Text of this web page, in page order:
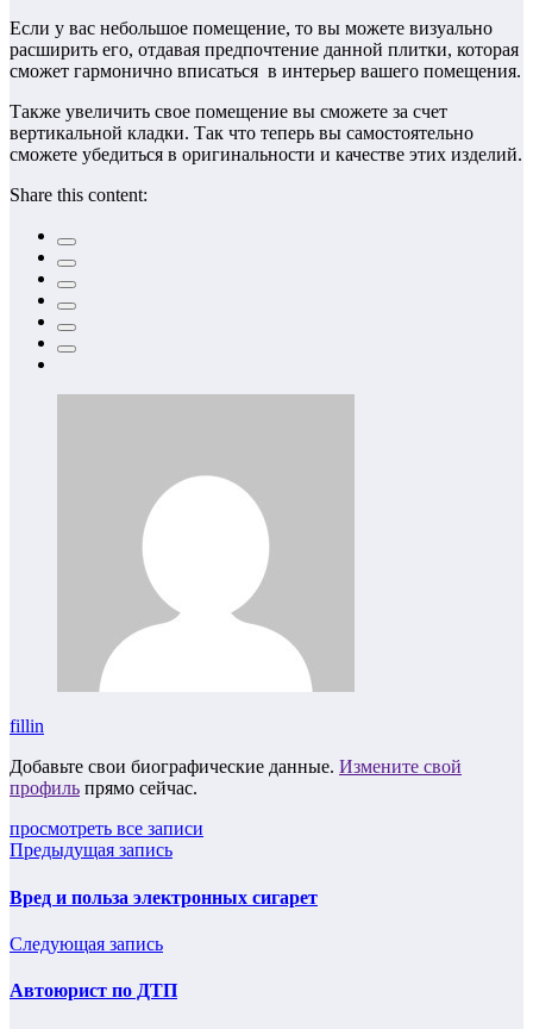
Если у вас небольшое помещение, то вы можете визуально
расширить его, отдавая предпочтение данной плитки, которая
сможет гармонично вписаться в интерьер вашего помещения.
Также увеличить свое помещение вы сможете за счет
вертикальной кладки. Так что теперь вы самостоятельно
сможете убедиться в оригинальности и качестве этих изделий.
Share this content:
fillin
Добавьте свои биографические данные. Измените свой
профиль прямо сейчас.
просмотреть все записи
Предыдущая запись
Вред и польза электронных сигарет
Следующая запись
Автоюрист по ДТП